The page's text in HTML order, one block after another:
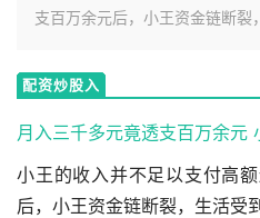
支百万余元后，小王资金链断裂
配资炒股入
月入三千多元竟透支百万余元
小王的收入并不足以支付高
后，小王资金链断裂，生活受